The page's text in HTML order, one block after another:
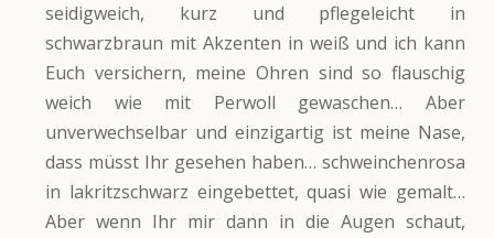
seidigweich, kurz und pflegeleicht in
schwarzbraun mit Akzenten in weiß und ich kann
Euch versichern, meine Ohren sind so flauschig
weich wie mit Perwoll gewaschen… Aber
unverwechselbar und einzigartig ist meine Nase,
dass müsst Ihr gesehen haben… schweinchenrosa
in lakritzschwarz eingebettet, quasi wie gemalt…
Aber wenn Ihr mir dann in die Augen schaut,